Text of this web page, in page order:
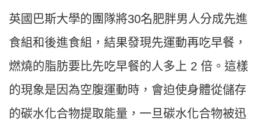
英國巴斯大學的團隊將30名肥胖男人分成先進
食組和後進食組，結果發現先運動再吃早餐，
燃燒的脂肪要比先吃早餐的人多上 2 倍。這樣
的現象是因為空腹運動時，會迫使身體從儲存
的碳水化合物提取能量，一旦碳水化合物被迅